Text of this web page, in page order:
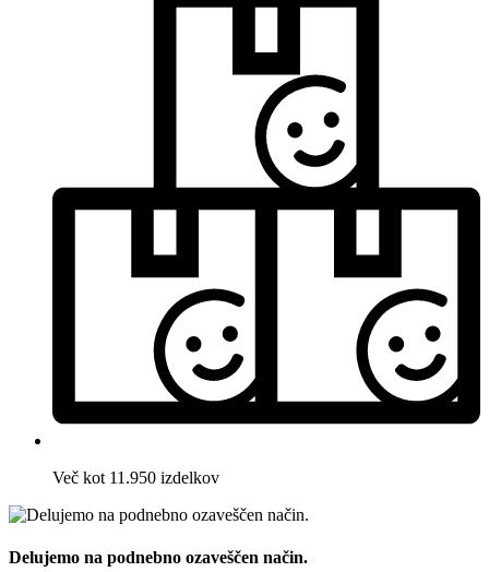
Več kot 11.950 izdelkov
Delujemo na podnebno ozaveščen način.